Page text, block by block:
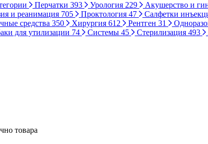
Перчатки 393 Урология 229 Акушерство и
и реанимация 705 Проктология 47 Салфетки
средства 350 Хирургия 612 Рентген 31
для утилизации 74 Системы 45 Стерилизация 493
товара